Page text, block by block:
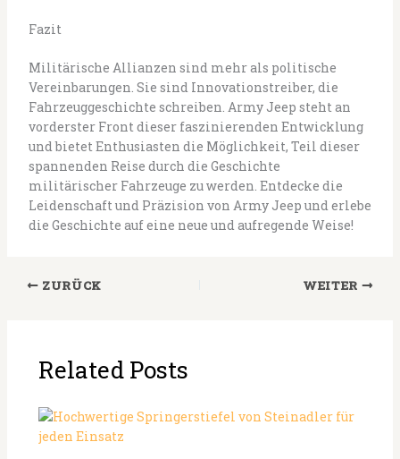
Fazit
Militärische Allianzen sind mehr als politische
Vereinbarungen. Sie sind Innovationstreiber, die
Fahrzeuggeschichte schreiben. Army Jeep steht an
vorderster Front dieser faszinierenden Entwicklung
und bietet Enthusiasten die Möglichkeit, Teil dieser
spannenden Reise durch die Geschichte
militärischer Fahrzeuge zu werden. Entdecke die
Leidenschaft und Präzision von Army Jeep und erlebe
die Geschichte auf eine neue und aufregende Weise!
ZURÜCK WEITER
Related Posts